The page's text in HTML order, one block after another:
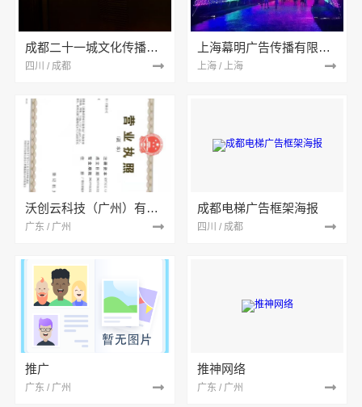
成都二十一城文化传播有限公司
四川 / 成都
上海幕明广告传播有限公司
上海 / 上海
沃创云科技（广州）有限公司
广东 / 广州
成都电梯广告框架海报
四川 / 成都
推广
广东 / 广州
推神网络
广东 / 广州